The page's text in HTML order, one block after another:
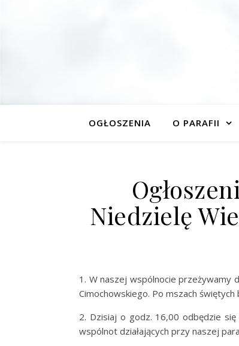
OGŁOSZENIA O PARAFII
Niedzielę
1. W naszej wspólnocie przeżywamy
Cimochowskiego. Po mszach
2. Dzisiaj o godz. 16,00 odbędzie
wspólnot działających przy naszej